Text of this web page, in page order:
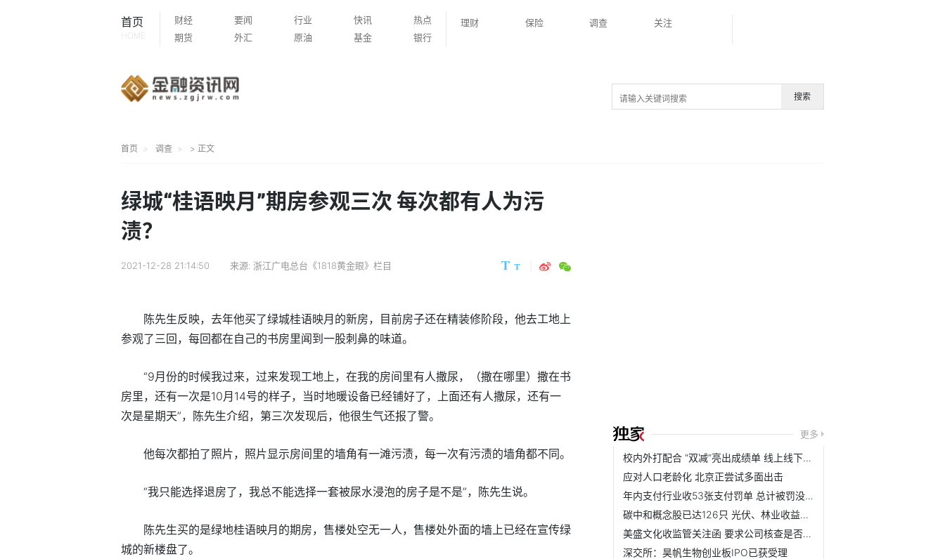
首页
HOME
财经 要闻 行业 快讯
热点
期货
外汇 原油 基金 银行
理财 保险 调查 关注
搜索
首页 调查 > 正文
绿城“桂语映月”期房参观三次 每次都有人为污
渍？
2021-12-28 21:14:50 来源: 浙江广电总台《1818黄金眼》栏目
陈先生反映，去年他买了绿城桂语映月的新房，目前房子还在精装修阶段，他去工地上
参观了三回，每回都在自己的书房里闻到一股刺鼻的味道。
“9月份的时候我过来，过来发现工地上，在我的房间里有人撒尿，（撒在哪里）撒在书
房里，还有一次是10月14号的样子，当时地暖设备已经铺好了，上面还有人撒尿，还有一
次是星期天”，陈先生介绍，第三次发现后，他很生气还报了警。
他每次都拍了照片，照片显示房间里的墙角有一滩污渍，每一次有污渍的墙角都不同。
“我只能选择退房了，我总不能选择一套被尿水浸泡的房子是不是”，陈先生说。
陈先生买的是绿地桂语映月的期房，售楼处空无一人，售楼处外面的墙上已经在宣传绿
城的新楼盘了。
更多
校内外打配合 “双减”亮出成绩单 线上线下机构压减超八成
应对人口老龄化 北京正尝试多面出击
年内支付行业收53张支付罚单 总计被罚没1.79亿元
碳中和概念股已达126只 光伏、林业收益可观
美盛文化收监管关注函 要求公司核查是否存在应披露而未披露...
深交所：昊帆生物创业板IPO已获受理